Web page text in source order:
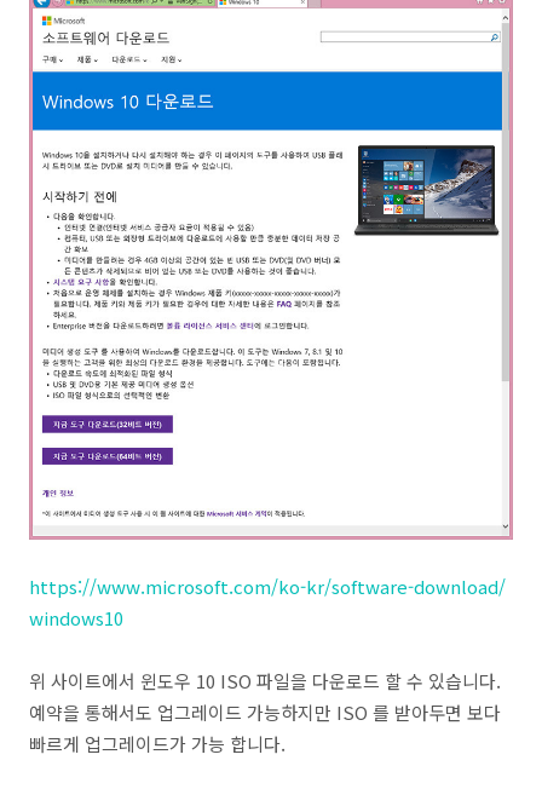
https://www.microsoft.com/ko-kr/software-download/
windows10
위 사이트에서 윈도우 10 ISO 파일을 다운로드 할 수 있습니다.
예약을 통해서도 업그레이드 가능하지만 ISO 를 받아두면 보다
빠르게 업그레이드가 가능 합니다.